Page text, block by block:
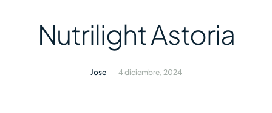
Nutrilight Astoria
Jose 4 diciembre, 2024